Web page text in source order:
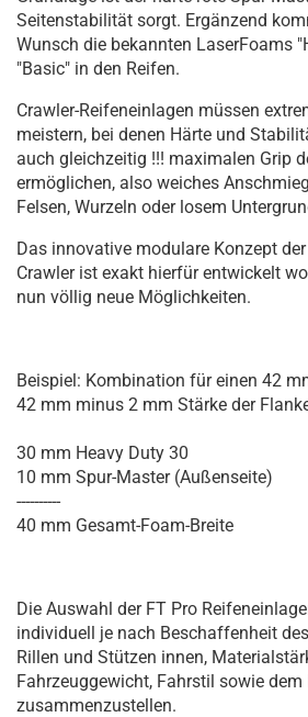
Seitenstabilität sorgt. Ergänzend
Wunsch die bekannten LaserFoams
"Basic" in den Reifen.
Crawler-Reifeneinlagen müssen
meistern, bei denen Härte und
auch gleichzeitig !!! maximalen Grip
ermöglichen, also weiches
Felsen, Wurzeln oder losem
Das innovative modulare Konzept
Crawler ist exakt hierfür entwickelt
nun völlig neue Möglichkeiten.
Beispiel: Kombination für einen 42
42 mm minus 2 mm Stärke der
30 mm Heavy Duty 30
10 mm Spur-Master (Außenseite)
----------
40 mm Gesamt-Foam-Breite
Die Auswahl der FT Pro
individuell je nach Beschaffenheit
Rillen und Stützen innen,
Fahrzeuggewicht, Fahrstil sowie
zusammenzustellen.